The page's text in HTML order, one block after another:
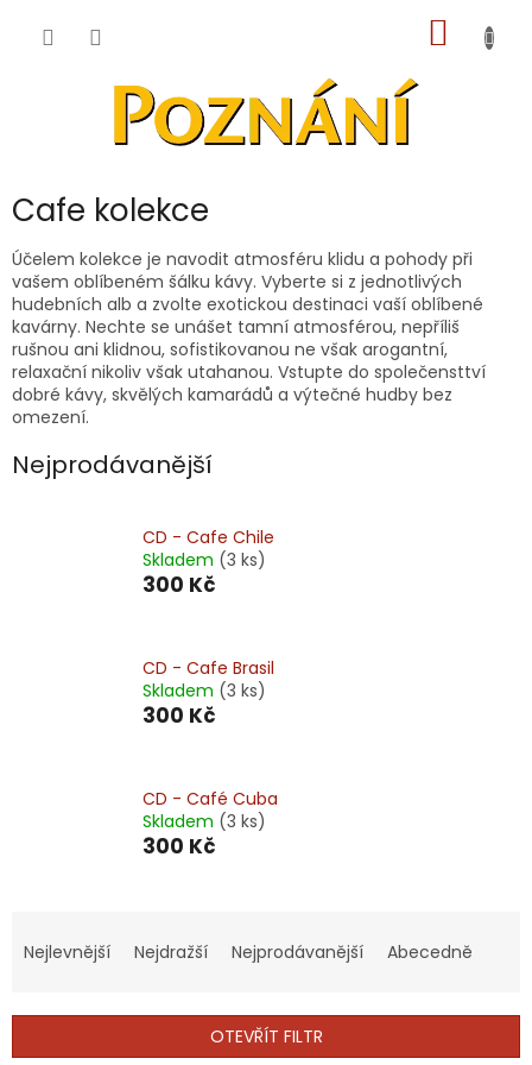
KOŠÍK
Cafe kolekce
Účelem kolekce je navodit atmosféru klidu a pohody při
vašem oblíbeném šálku kávy. Vyberte si z jednotlivých
hudebních alb a zvolte exotickou destinaci vaší oblíbené
kavárny. Nechte se unášet tamní atmosférou, nepříliš
rušnou ani klidnou, sofistikovanou ne však arogantní,
relaxační nikoliv však utahanou. Vstupte do společensttví
dobré kávy, skvělých kamarádů a výtečné hudby bez
omezení.
Nejprodávanější
CD - Cafe Chile
Skladem (3 ks)
300 Kč
CD - Cafe Brasil
Skladem (3 ks)
300 Kč
CD - Café Cuba
Skladem (3 ks)
300 Kč
a
í
Nejlevnější Nejdražší Nejprodávanější Abecedně
OTEVŘÍT FILTR